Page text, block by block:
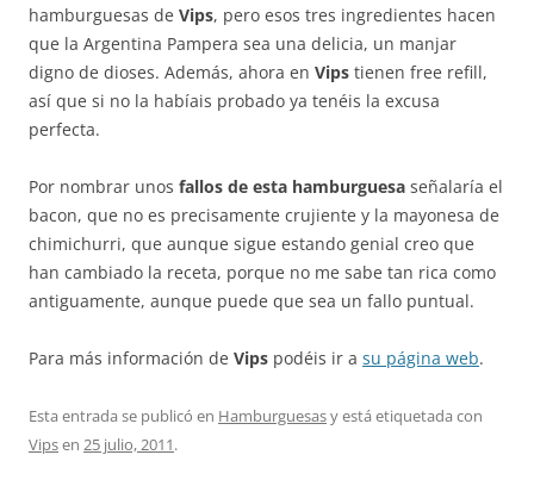
hamburguesas de Vips, pero esos tres ingredientes hacen
que la Argentina Pampera sea una delicia, un manjar
digno de dioses. Además, ahora en Vips tienen free refill,
así que si no la habíais probado ya tenéis la excusa
perfecta.
Por nombrar unos fallos de esta hamburguesa señalaría el
bacon, que no es precisamente crujiente y la mayonesa de
chimichurri, que aunque sigue estando genial creo que
han cambiado la receta, porque no me sabe tan rica como
antiguamente, aunque puede que sea un fallo puntual.
Para más información de Vips podéis ir a su página web.
Esta entrada se publicó en Hamburguesasy está etiquetada con
Vipsen 25 julio, 2011.